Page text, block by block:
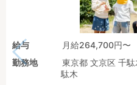
給与
月給264,700円〜
勤務地
東京都 文京区 千
駄木